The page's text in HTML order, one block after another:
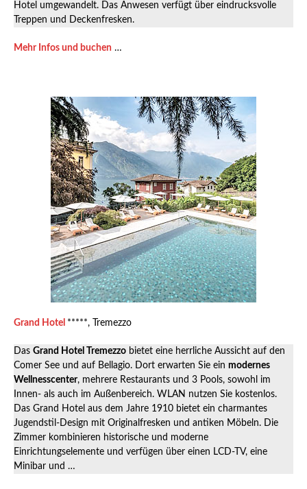
Hotel umgewandelt. Das Anwesen verfügt über eindrucksvolle
Treppen und Deckenfresken.
Mehr Infos und buchen …
Grand Hotel *****, Tremezzo
Das Grand Hotel Tremezzo bietet eine herrliche Aussicht auf den
Comer See und auf Bellagio. Dort erwarten Sie ein modernes
Wellnesscenter, mehrere Restaurants und 3 Pools, sowohl im
Innen- als auch im Außenbereich. WLAN nutzen Sie kostenlos.
Das Grand Hotel aus dem Jahre 1910 bietet ein charmantes
Jugendstil-Design mit Originalfresken und antiken Möbeln. Die
Zimmer kombinieren historische und moderne
Einrichtungselemente und verfügen über einen LCD-TV, eine
Minibar und …